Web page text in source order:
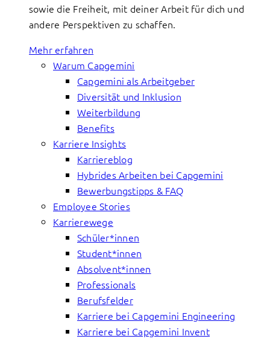
sowie die Freiheit, mit deiner Arbeit für dich und
andere Perspektiven zu schaffen.
Mehr erfahren
Warum Capgemini
Capgemini als Arbeitgeber
Diversität und Inklusion
Weiterbildung
Benefits
Karriere Insights
Karriereblog
Hybrides Arbeiten bei Capgemini
Bewerbungstipps & FAQ
Employee Stories
Karrierewege
Schüler*innen
Student*innen
Absolvent*innen
Professionals
Berufsfelder
Karriere bei Capgemini Engineering
Karriere bei Capgemini Invent